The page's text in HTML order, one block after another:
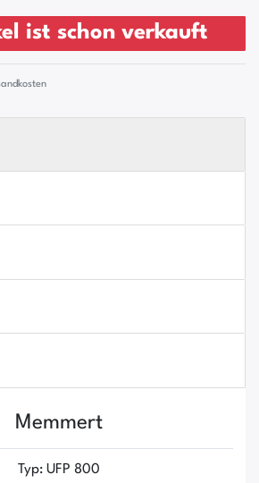
ist schon verkauft
Memmert
Typ: UFP 800